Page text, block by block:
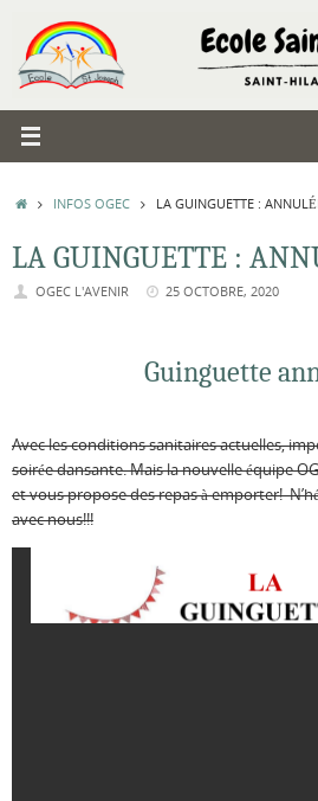
contenu
ACCUEIL
INFOS OGEC LA GUINGUETTE :
LA GUINGUETTE :
OGEC L'AVENIR 25 OCTOBRE, 2020
Guinguette
Avec les conditions sanitaires actuelles,
soirée dansante. Mais la nouvelle équipe
et vous propose des repas à emporter!
avec nous!!!